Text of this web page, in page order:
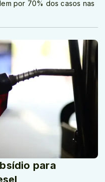
por 70% dos casos nas
para